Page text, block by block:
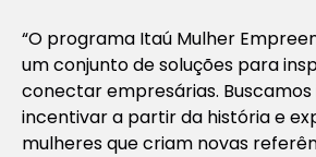
“O programa Itaú Mulher
um conjunto de soluções para
conectar empresárias.
incentivar a partir da história e
mulheres que criam novas